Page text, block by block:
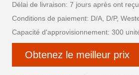
Délai de livraison: 7 jours après ont
Conditions de paiement: D/A, D/P,
Capacité d'approvisionnement: 300
Obtenez le meilleur prix